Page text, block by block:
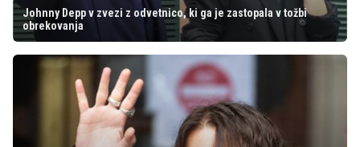
Johnny Depp v zvezi z odvetnico, ki ga je zastopala v tožbi
obrekovanja